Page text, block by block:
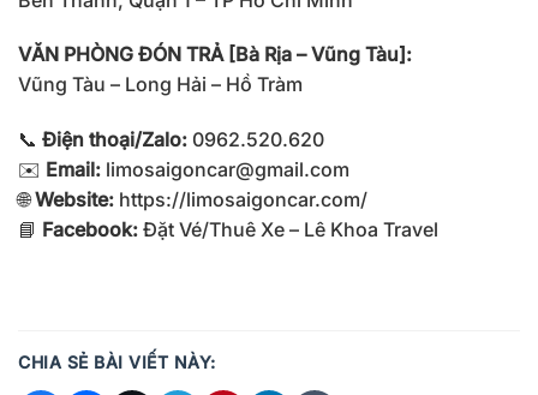
VĂN PHÒNG ĐÓN TRẢ [Bà Rịa – Vũng Tàu]:
Vũng Tàu – Long Hải – Hồ Tràm
📞 Điện thoại/Zalo: 0962.520.620
✉️ Email: limosaigoncar@gmail.com
🌐Website: https://limosaigoncar.com/
📘 Facebook: Đặt Vé/Thuê Xe – Lê Khoa Travel
CHIA SẺ BÀI VIẾT NÀY: